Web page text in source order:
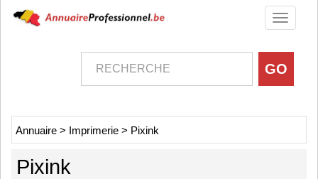
Toggle
Annuaire > Imprimerie > Pixink
Pixink